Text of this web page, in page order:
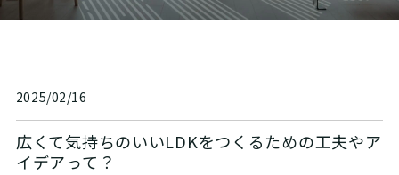
2025/02/16
広くて気持ちのいいLDKをつくるための工夫やア
イデアって？